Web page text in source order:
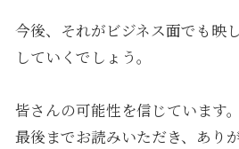
今後、それがビジネス面でも映
していくでしょう。
皆さんの可能性を信じています。
最後までお読みいただき、あり